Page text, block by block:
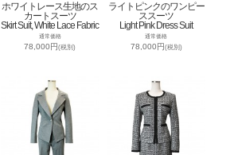
ホワイトレース生地のス
カートスーツ
Skirt Suit, White Lace Fabric
通常価格
78,000円(税別)
ライトピンクのワンピー
ススーツ
Light Pink Dress Suit
通常価格
78,000円(税別)